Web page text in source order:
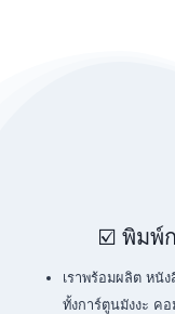
☑️ พิมพ์
เราพร้อมผลิต หนั
ทั้งการ์ตูนมังงะ ค